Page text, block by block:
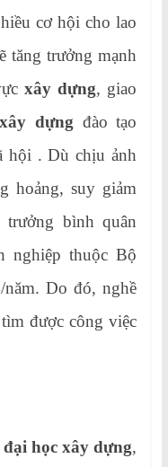
cơ hội cho lao
tăng trưởng mạnh
xây dựng, giao
xây dựng đào tạo
hội . Dù chịu ảnh
hoảng, suy giảm
bình quân
nghiệp thuộc Bộ
năm. Do đó, nghề
được công việc
đại học xây dựng,